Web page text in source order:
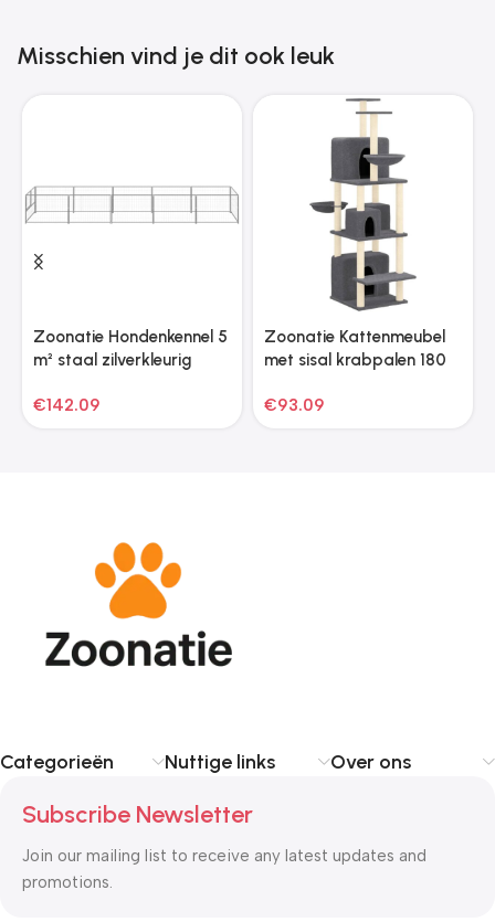
Misschien vind je dit ook leuk
Zoonatie Hondenkennel 5
m² staal zilverkleurig
€142.09
Zoonatie Kattenmeubel
met sisal krabpalen 180
€93.09
Categorieën Nuttige links Over ons
Subscribe Newsletter
Join our mailing list to receive any latest updates and
promotions.